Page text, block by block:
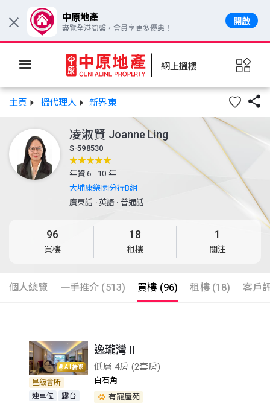
網上搵樓
主頁 搵代理人 新界東 
凌淑賢 Joanne Ling
S-598530
年資 6 - 10 年
大埔康樂園分行B組
廣東話 ·英語 · 普通話
96
買樓
18
租樓
1
關注
個人總覽 一手推介 (513) 買樓 (96) 租樓 (18) 客戶
AI裝修
星級會所
連車位
露台
逸瓏灣 II
低層 4房 (2套房)
白石角
有寵屋苑
× 中原地產
盡覽全港筍盤，會員享更多優惠！
開啟